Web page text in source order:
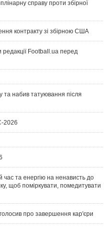
справу проти збірної
контракту зі збірною США
редакції Football.ua перед
та набив татуювання після
2026
час та енергію на ненависть до
щоб поміркувати, помедитувати
про завершення кар'єри